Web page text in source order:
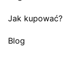
Jak kupować?
Blog